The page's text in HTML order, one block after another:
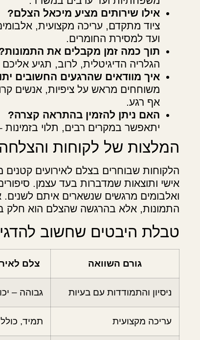
אילו שירותים מציע מיכאל הצלם?
ציוד מתקדם, עריכה מקצועית, אלבומים
ועד למסירת החומרים.
תוך כמה זמן מקבלים את
הגלריה הדיגיטלית, לרוב, תגיע
איך מוודאים שהרגעים החשובים
משוחחים מראש על ציפיות, אנשים
אף רגע.
האם ניתן להזמין בהתראה קצרה?
יתאפשר במקרים רבים, תלוי
המלצות של לקוחות
הלקוחות שבוחרים בצלם לאירועים קטנים
אישי ותוצאות שמדברות בעד עצמן.
ואלבומים מרגשים שנשארים איתם לשנים.
התמונות, אלא בהרגשה שהצלם הוא חלק
טבלת היבטים שחשוב
גורם השוואה צלם
ניסיון והתמודדות עם בעיות גבוהה –
עריכה מקצועית תמיד,